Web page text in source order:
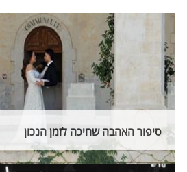
סיפור האהבה שחיכה לזמן הנכון